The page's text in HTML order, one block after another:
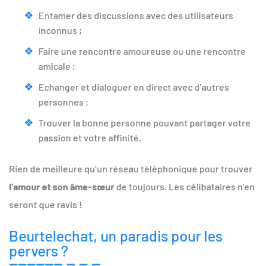
Entamer des discussions avec des utilisateurs
inconnus ;
Faire une rencontre amoureuse ou une rencontre
amicale ;
Echanger et dialoguer en direct avec d’autres
personnes ;
Trouver la bonne personne pouvant partager votre
passion et votre affinité.
Rien de meilleure qu’un réseau téléphonique pour trouver
l’amour et son âme-sœur de toujours. Les célibataires n’en
seront que ravis !
Beurtelechat, un paradis pour les
pervers ?